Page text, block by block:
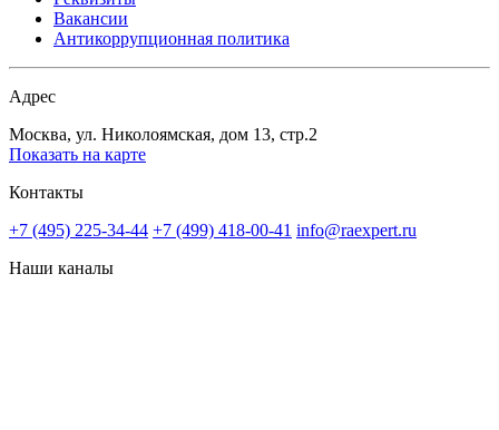
Вакансии
Антикоррупционная политика
Адрес
Москва, ул. Николоямская, дом 13, стр.2
Показать на карте
Контакты
+7 (495) 225-34-44 +7 (499) 418-00-41 info@raexpert.ru
Наши каналы